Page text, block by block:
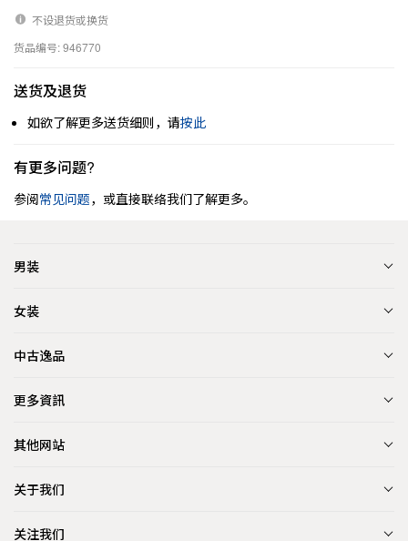
不设退货或换货
货品编号: 946770
送货及退货
如欲了解更多送货细则，请按此
有更多问题?
参阅常见问题，或直接联络我们了解更多。
男装
女装
中古逸品
更多資訊
其他网站
关于我们
关注我们